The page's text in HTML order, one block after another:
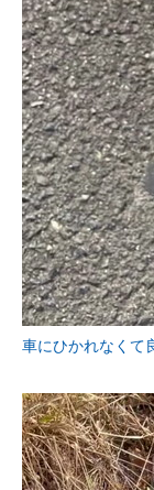
車にひかれなくて